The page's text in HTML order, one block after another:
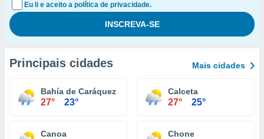
Eu li e aceito a política de privacidade.
Principais cidades Mais cidades
Bahía de Caráquez
27° 23°
Calceta
27° 25°
Canoa Chone